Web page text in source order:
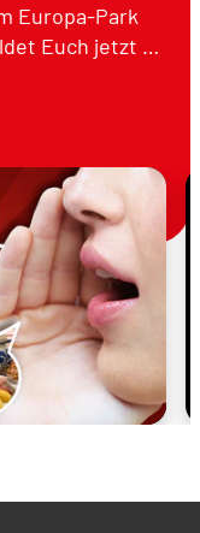
Europa-Park
Euch jetzt …